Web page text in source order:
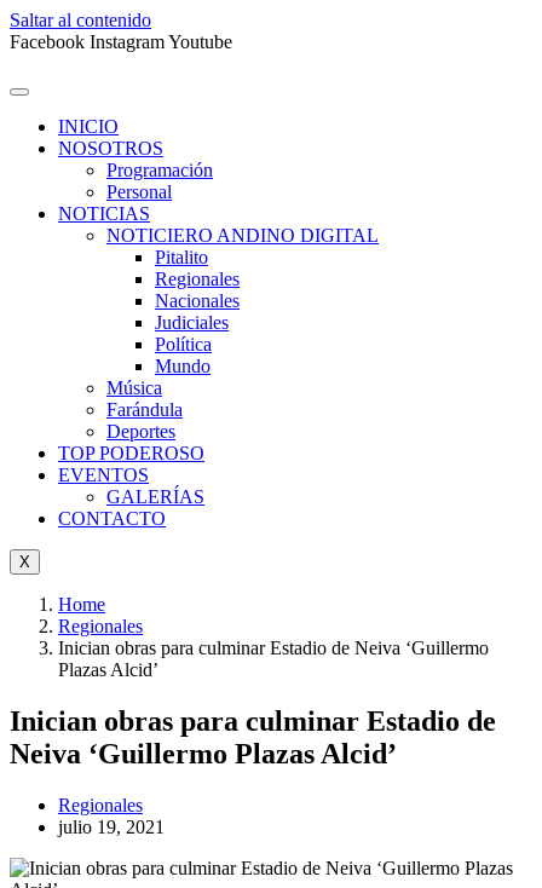
Saltar al contenido
Facebook InstagramYoutube
INICIO
NOSOTROS
Programación
Personal
NOTICIAS
NOTICIERO ANDINO DIGITAL
Pitalito
Regionales
Nacionales
Judiciales
Política
Mundo
Música
Farándula
Deportes
TOP PODEROSO
EVENTOS
GALERÍAS
CONTACTO
X
Home
Regionales
Inician obras para culminar Estadio de Neiva ‘Guillermo
Plazas Alcid’
Inician obras para culminar Estadio de
Neiva ‘Guillermo Plazas Alcid’
Regionales
julio 19, 2021